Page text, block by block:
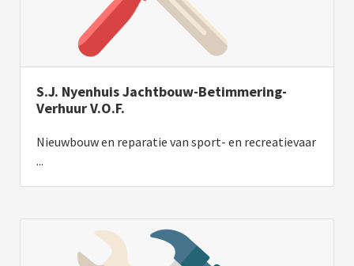
S.J. Nyenhuis Jachtbouw-Betimmering-
Verhuur V.O.F.
Nieuwbouw en reparatie van sport- en recreatievaar
...